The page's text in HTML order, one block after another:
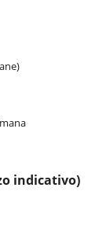
bedroom has 1
onto the terrace.
area and a dining
(charcoal not
indicativo)